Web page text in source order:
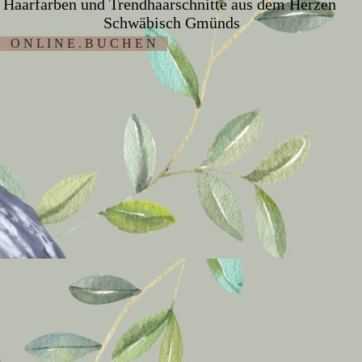
Haarfarben und Trendhaarschnitte aus dem Herzen
Schwäbisch Gmünds
O N L I N E . B U C H E N